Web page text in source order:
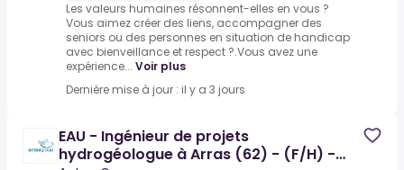
Les valeurs humaines résonnent-elles en vous ?
Vous aimez créer des liens, accompagner des
seniors ou des personnes en situation de handicap
avec bienveillance et respect ?.Vous avez une
expérience... Voir plus
Dernière mise à jour : il y a 3 jours
EAU - Ingénieur de projets
hydrogéologue à Arras (62) - (F/H) -